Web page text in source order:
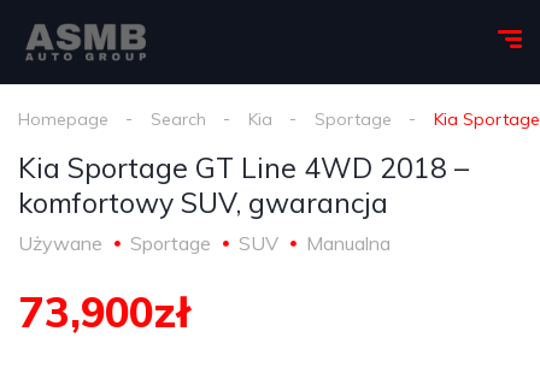
Homepage Search Kia Sportage Kia
Kia Sportage GT Line 4WD 2018 –
komfortowy SUV, gwarancja
Używane Sportage SUV Manualna
73,900zł